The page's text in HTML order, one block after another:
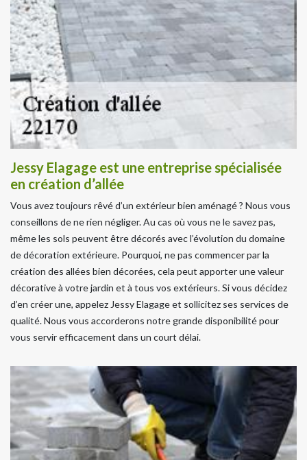
Jessy Elagage est une entreprise spécialisée
en création d’allée
Vous avez toujours rêvé d’un extérieur bien aménagé ? Nous vous
conseillons de ne rien négliger. Au cas où vous ne le savez pas,
même les sols peuvent être décorés avec l’évolution du domaine
de décoration extérieure. Pourquoi, ne pas commencer par la
création des allées bien décorées, cela peut apporter une valeur
décorative à votre jardin et à tous vos extérieurs. Si vous décidez
d’en créer une, appelez Jessy Elagage et sollicitez ses services de
qualité. Nous vous accorderons notre grande disponibilité pour
vous servir efficacement dans un court délai.